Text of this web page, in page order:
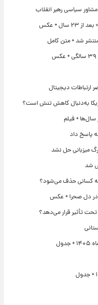
سیاسی رهبر انقلاب
+ عکس
شد + متن کامل
دیجیتال
به‌دنبال کاهش تنش است؟
+ فیلم
داد
میزبانی حل نشد
چه کسانی حذف می‌شود؟
دل صحرا + عکس
تأثیر قرار می‌دهد؟